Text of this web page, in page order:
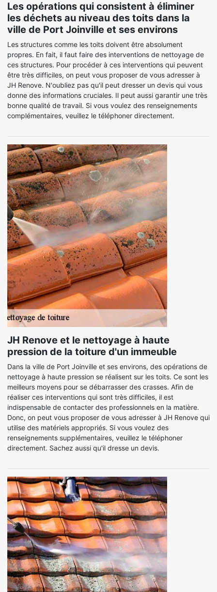
Les opérations qui consistent à éliminer
les déchets au niveau des toits dans la
ville de Port Joinville et ses environs
Les structures comme les toits doivent être absolument
propres. En fait, il faut faire des interventions de nettoyage de
ces structures. Pour procéder à ces interventions qui peuvent
être très difficiles, on peut vous proposer de vous adresser à
JH Renove. N'oubliez pas qu'il peut dresser un devis qui vous
donne des informations cruciales. Il peut aussi garantir une très
bonne qualité de travail. Si vous voulez des renseignements
complémentaires, veuillez le téléphoner directement.
JH Renove et le nettoyage à haute
pression de la toiture d'un immeuble
Dans la ville de Port Joinville et ses environs, des opérations de
nettoyage à haute pression se réalisent sur les toits. Ce sont les
meilleurs moyens pour se débarrasser des crasses. Afin de
réaliser ces interventions qui sont très difficiles, il est
indispensable de contacter des professionnels en la matière.
Donc, on peut vous proposer de vous adresser à JH Renove qui
utilise des matériels appropriés. Si vous voulez des
renseignements supplémentaires, veuillez le téléphoner
directement. Sachez aussi qu'il dresse un devis.